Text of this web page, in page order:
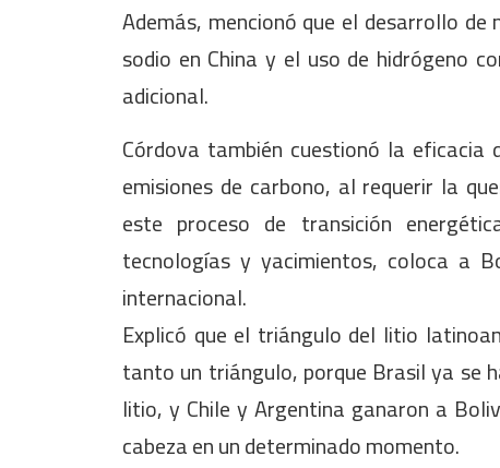
Además, mencionó que el desarrollo
sodio en China y el uso de hidrógeno
adicional.
Córdova también cuestionó la eficacia
emisiones de carbono, al requerir la
este proceso de transición
tecnologías y yacimientos, coloca a
internacional.
Explicó que el triángulo del litio
tanto un triángulo, porque Brasil ya se
litio, y Chile y Argentina ganaron a
cabeza en un determinado momento.